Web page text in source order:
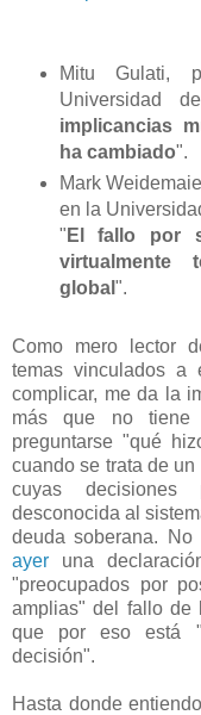
Mitu Gulati,
Universidad
implicancias
ha cambiado".
Mark
en la
" El fallo por
virtualmente
global ".
Como mero lector
temas vinculados a
complicar, me da la
más que no tiene
preguntarse "qué
cuando se trata de
cuyas
desconocida al
deuda soberana. No
ayer una
"preocupados por
amplias" del fallo de
que por eso está
decisión".
Hasta donde